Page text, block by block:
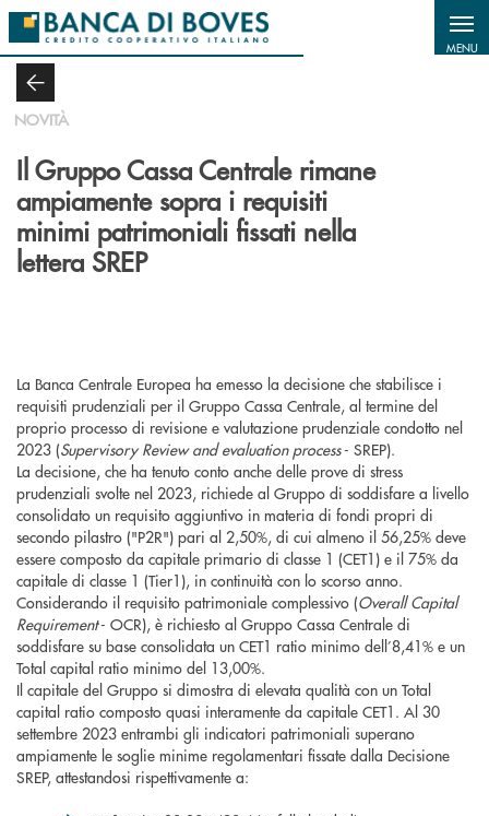
Salta al contenuto principale
MENU
NOVITÀ
Il Gruppo Cassa Centrale rimane
ampiamente sopra i requisiti
minimi patrimoniali fissati nella
lettera SREP
La Banca Centrale Europea ha emesso la decisione che stabilisce i
requisiti prudenziali per il Gruppo Cassa Centrale, al termine del
proprio processo di revisione e valutazione prudenziale condotto nel
2023 (Supervisory Review and evaluation process- SREP).
La decisione, che ha tenuto conto anche delle prove di stress
prudenziali svolte nel 2023, richiede al Gruppo di soddisfare a livello
consolidato un requisito aggiuntivo in materia di fondi propri di
secondo pilastro ("P2R") pari al 2,50%, di cui almeno il 56,25% deve
essere composto da capitale primario di classe 1 (CET1) e il 75% da
capitale di classe 1 (Tier1), in continuità con lo scorso anno.
Considerando il requisito patrimoniale complessivo (Overall Capital
Requirement- OCR), è richiesto al Gruppo Cassa Centrale di
soddisfare su base consolidata un CET1 ratio minimo dell’8,41% e un
Total capital ratio minimo del 13,00%.
Il capitale del Gruppo si dimostra di elevata qualità con un Total
capital ratio composto quasi interamente da capitale CET1. Al 30
settembre 2023 entrambi gli indicatori patrimoniali superano
ampiamente le soglie minime regolamentari fissate dalla Decisione
SREP, attestandosi rispettivamente a: